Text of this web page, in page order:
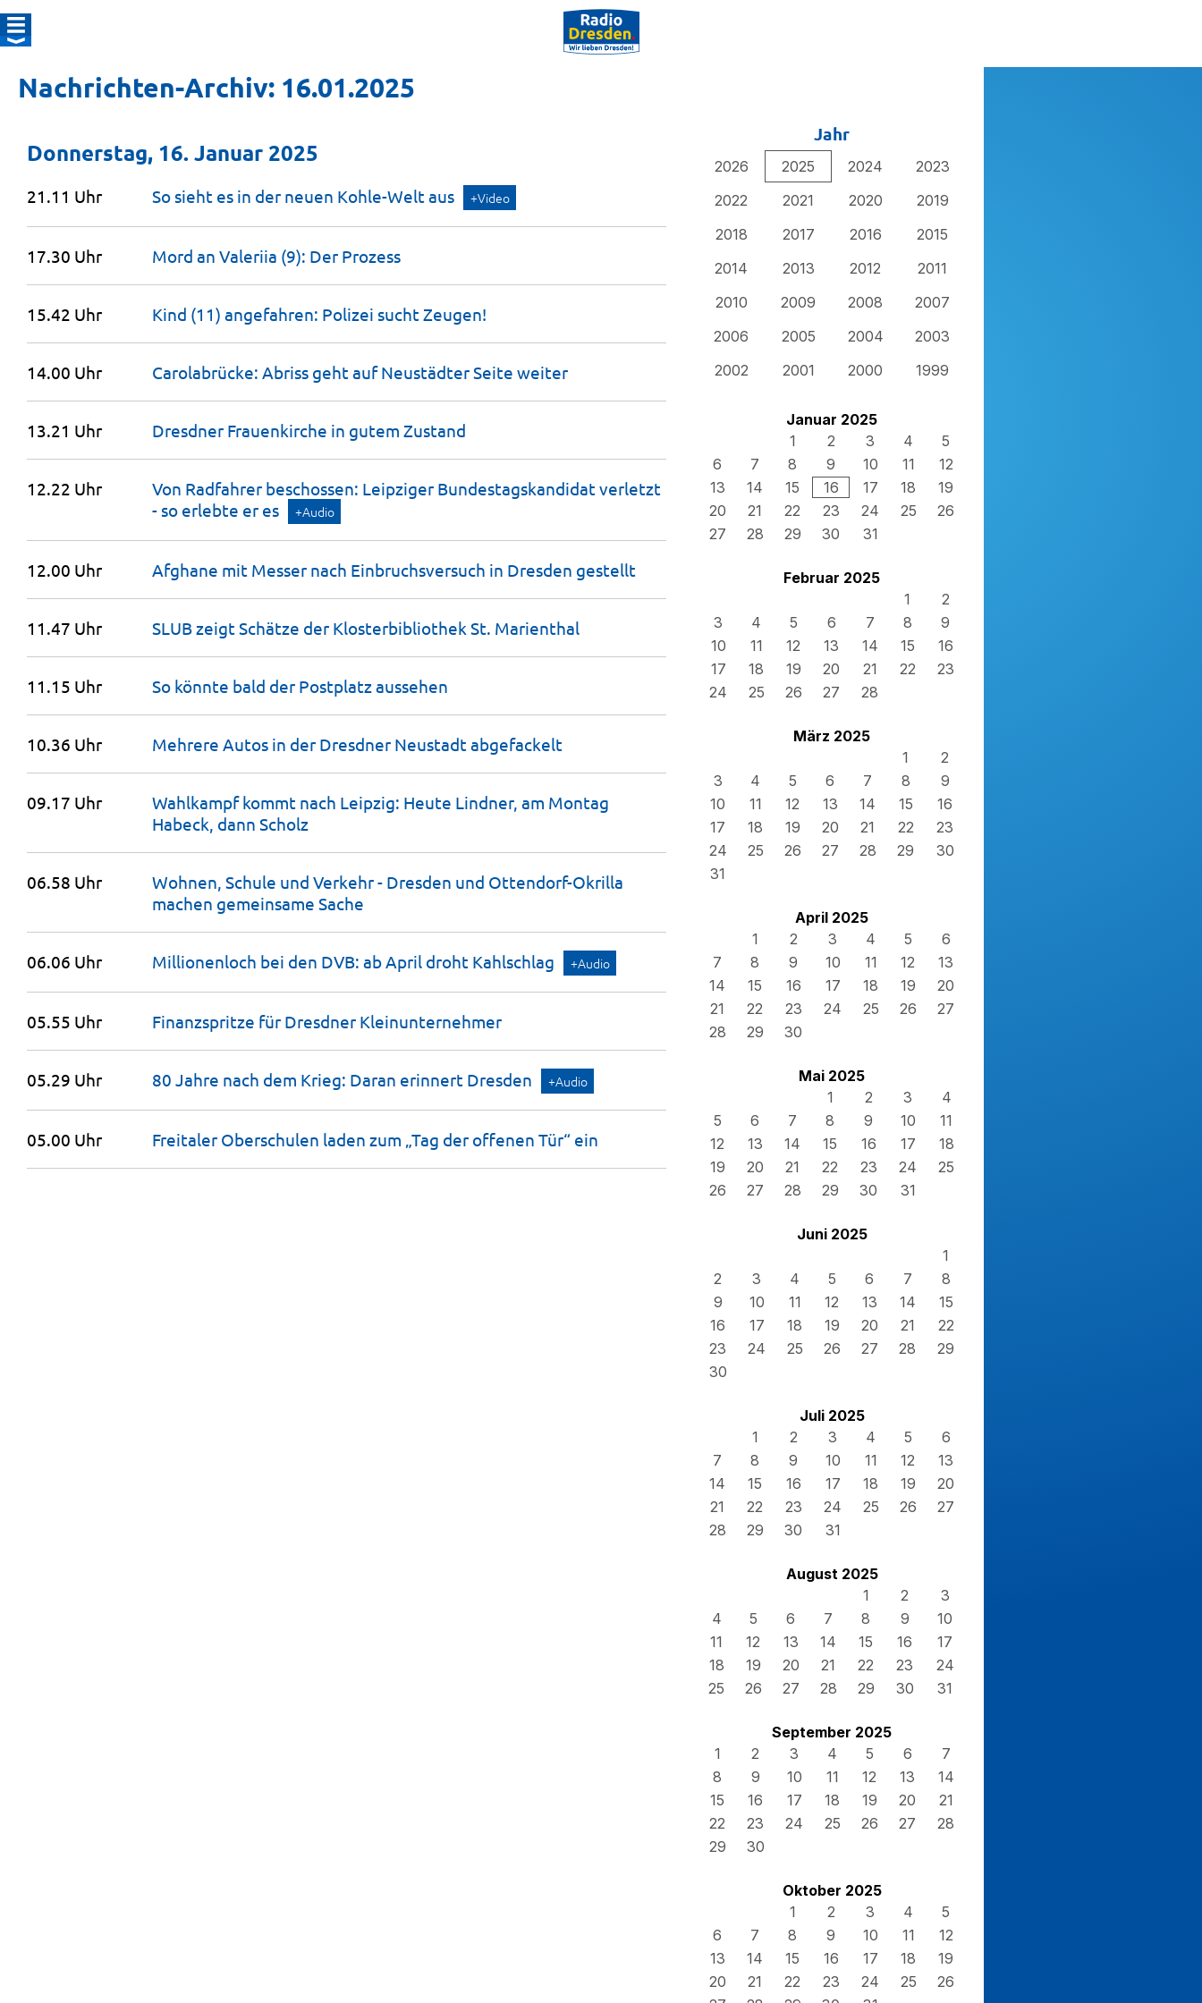
Nachrichten-Archiv: 16.01.2025
Jahr
2026 2025 2024
2023
2022
2021 2020
2019
2018
2017 2016
2015
2014
2013 2012
2011
2010
2009 2008
2007
2006
2005 2004
2003
2002
2001 2000 1999
Januar 2025
1
2 3 4
5
6
7 8 9 10 11
12
13
14 15 16 17 18
19
20
21 22 23 24 25
26
27
28 29 30 31
Februar 2025
1
2
3
4 5 6 7 8
9
10
11 12 13 14 15
16
17
18 19 20 21 22
23
24
25 26 27 28
März 2025
1
2
3
4 5 6 7 8
9
10
11 12 13 14 15
16
17
18 19 20 21 22
23
24
25 26 27 28 29
30
31
April 2025
1
2 3 4 5
6
7
8 9 10 11 12
13
14
15 16 17 18 19
20
21
22 23 24 25 26
27
28
29 30
Mai 2025
1
2 3
4
5
6 7 8 9 10
11
12
13 14 15 16 17
18
19
20 21 22 23 24
25
26
27 28 29 30 31
Juni 2025
1
2
3 4 5 6 7
8
9
10 11 12 13 14
15
16
17 18 19 20 21
22
23
24 25 26 27 28
29
30
Juli 2025
1
2 3 4 5
6
7
8 9 10 11 12
13
14
15 16 17 18 19
20
21
22 23 24 25 26
27
28
29 30 31
August 2025
1
2
3
4
5 6 7 8 9
10
11
12 13 14 15 16
17
18
19 20 21 22 23
24
25
26 27 28 29 30 31
September 2025
1
2 3 4 5 6
7
8
9 10 11 12 13
14
15
16 17 18 19 20
21
22
23 24 25 26 27
28
29
30
Oktober 2025
1
2 3 4
5
6
7 8 9 10 11
12
13
14 15 16 17 18
19
20
21 22 23 24 25
26
Donnerstag, 16. Januar 2025
21.11 Uhr So sieht es in der neuen Kohle-Weltaus +Video
17.30 Uhr Mord an Valeriia (9): Der Prozess
15.42 Uhr Kind (11) angefahren: Polizei suchtZeugen!
14.00 Uhr Carolabrücke: Abriss geht auf Neustädter Seite weiter
13.21 Uhr Dresdner Frauenkirche in gutem Zustand
12.22 Uhr
Von Radfahrer beschossen: Leipziger Bundestagskandidat verletzt
- so erlebte er es +Audio
12.00 Uhr Afghane mit Messer nach Einbruchsversuch in Dresden gestellt
11.47 Uhr SLUB zeigt Schätze der Klosterbibliothek St. Marienthal
11.15 Uhr So könnte bald der Postplatzaussehen
10.36 Uhr Mehrere Autos in der Dresdner Neustadtabgefackelt
09.17 Uhr
Wahlkampf kommt nach Leipzig: Heute Lindner, am Montag
Habeck, dann Scholz
06.58 Uhr
Wohnen, Schule und Verkehr - Dresden und Ottendorf-Okrilla
machen gemeinsame Sache
06.06 Uhr Millionenloch bei den DVB: ab April droht Kahlschlag +Audio
05.55 Uhr Finanzspritze für Dresdner Kleinunternehmer
05.29 Uhr 80 Jahre nach dem Krieg: Daran erinnert Dresden +Audio
05.00 Uhr Freitaler Oberschulen laden zum „Tag der offenen Tür“ ein